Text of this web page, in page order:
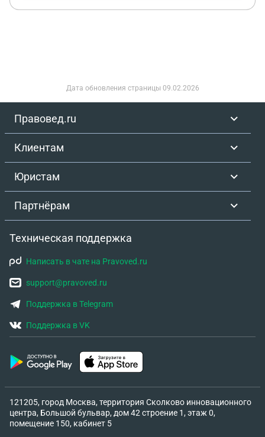
Дата обновления страницы 09.02.2026
Правовед.ru
Клиентам
Юристам
Партнёрам
Техническая поддержка
Написать в чате на Pravoved.ru
support@pravoved.ru
Поддержка в Telegram
Поддержка в VK
121205, город Москва, территория Сколково инновационного
центра, Большой бульвар, дом 42 строение 1, этаж 0,
помещение 150, кабинет 5